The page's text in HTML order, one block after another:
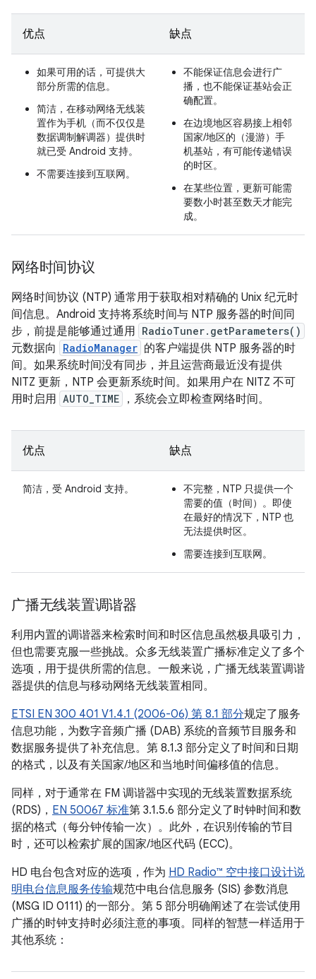
优点 缺点
如果可用的话，可提供大
部分所需的信息。
简洁，在移动网络无线装
置作为手机（而不仅仅是
数据调制解调器）提供时
就已受 Android 支持。
不需要连接到互联网。
不能保证信息会进行广
播，也不能保证基站会正
确配置。
在边境地区容易接上相邻
国家/地区的（漫游）手
机基站，有可能传递错误
的时区。
在某些位置，更新可能需
要数小时甚至数天才能完
成。
网络时间协议
网络时间协议 (NTP) 通常用于获取相对精确的 Unix 纪元时
间信息。Android 支持将系统时间与 NTP 服务器的时间同
步，前提是能够通过通用 RadioTuner.getParameters()
元数据向 RadioManager 的客户端提供 NTP 服务器的时
间。如果系统时间没有同步，并且运营商最近没有提供
NITZ 更新，NTP 会更新系统时间。如果用户在 NITZ 不可
用时启用 AUTO_TIME ，系统会立即检查网络时间。
优点 缺点
简洁，受 Android 支持。
不完整，NTP 只提供一个
需要的值（时间）。即使
在最好的情况下，NTP 也
无法提供时区。
需要连接到互联网。
广播无线装置调谐器
利用内置的调谐器来检索时间和时区信息虽然极具吸引力，
但也需要克服一些挑战。众多无线装置广播标准定义了多个
选项，用于提供所需的信息。一般来说，广播无线装置调谐
器提供的信息与移动网络无线装置相同。
ETSI EN 300 401 V1.4.1 (2006-06) 第 8.1 部分规定了服务
信息功能，为数字音频广播 (DAB) 系统的音频节目服务和
数据服务提供了补充信息。第 8.1.3 部分定义了时间和日期
的格式，以及有关国家/地区和当地时间偏移值的信息。
同样，对于通常在 FM 调谐器中实现的无线装置数据系统
(RDS)， EN 50067 标准第 3.1.5.6 部分定义了时钟时间和数
据的格式（每分钟传输一次）。此外，在识别传输的节目
时，还可以检索扩展的国家/地区代码 (ECC)。
HD 电台包含对应的选项，作为 HD Radio™ 空中接口设计说
明电台信息服务传输规范中电台信息服务 (SIS) 参数消息
(MSG ID 0111) 的一部分。第 5 部分明确阐述了在尝试使用
广播的时钟支持时必须注意的事项。同样的智慧一样适用于
其他系统：